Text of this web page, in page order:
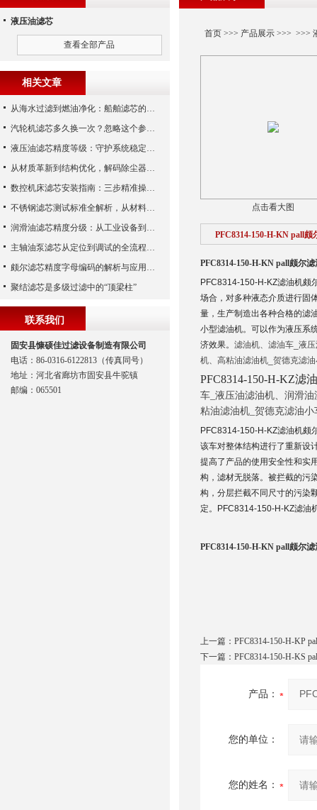
首页>>> 产品展示>>> >>>
点击看大图
PFC8314-150-H-KN pall颇
PFC8314-150-H-KN pall颇尔滤
PFC8314-150-H-KZ滤油机颇
场合，对多种液态介质进行固
量，生产制造出各种合格的滤
小型滤油机。可以作为液压系
济效果。 滤油机、滤油车_ 液
机、高粘油滤油机_ 贺德克滤
PFC8314-150-H-KZ滤
车_ 液压油滤油机、润滑油
粘油滤油机_ 贺德克滤油
PFC8314-150-H-KZ滤油机颇
该车对整体结构进行了重新设
提高了产品的使用安全性和实
构，滤材无脱落。被拦截的污
构，分层拦截不同尺寸的污染
定。PFC8314-150-H-KZ滤油
PFC8314-150-H-KN pall颇尔滤
上一篇： PFC8314-150-H-KP
下一篇： PFC8314-150-H-KS
产品：
您的单位：
您的姓名：
液压油滤芯
查看全部产品
相关文章
从海水过滤到燃油净化：船舶滤芯的多场景应用解析
汽轮机滤芯多久换一次？忽略这个参数，机组非停损失可能上百万！
液压油滤芯精度等级：守护系统稳定与寿命的“微米标尺”
从材质革新到结构优化，解码除尘器滤芯性能跃升的核心逻辑
数控机床滤芯安装指南：三步精准操作，杜绝设备“亚健康”
不锈钢滤芯测试标准全解析，从材料性能到应用场景的严苛验证
润滑油滤芯精度分级：从工业设备到精密系统的过滤密码
主轴油泵滤芯从定位到调试的全流程解析
颇尔滤芯精度字母编码的解析与应用指南
聚结滤芯是多级过滤中的“顶梁柱”
联系我们
固安县慷硕佳过滤设备制造有限公司
电话：86-0316-6122813（传真同号）
地址：河北省廊坊市固安县牛驼镇
邮编：065501